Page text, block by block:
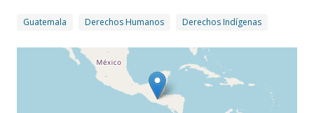
Guatemala Derechos Humanos Derechos Indígenas